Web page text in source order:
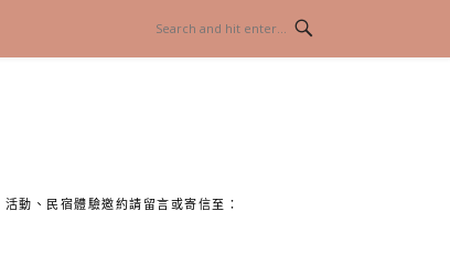
動、民宿體驗邀約請留言或寄信至：